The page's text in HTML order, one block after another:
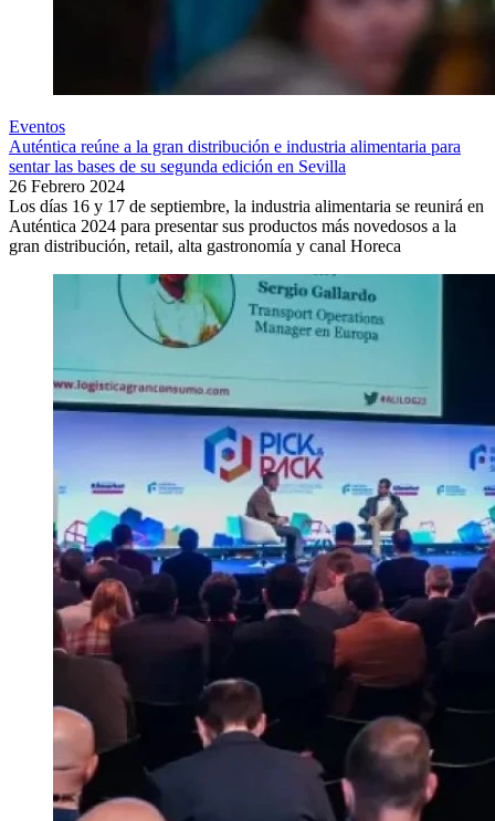
Eventos
Auténtica reúne a la gran distribución e industria alimentaria para
sentar las bases de su segunda edición en Sevilla
26 Febrero 2024
Los días 16 y 17 de septiembre, la industria alimentaria se reunirá en
Auténtica 2024 para presentar sus productos más novedosos a la
gran distribución, retail, alta gastronomía y canal Horeca